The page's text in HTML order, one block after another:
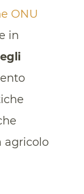
ONU
in
agricolo